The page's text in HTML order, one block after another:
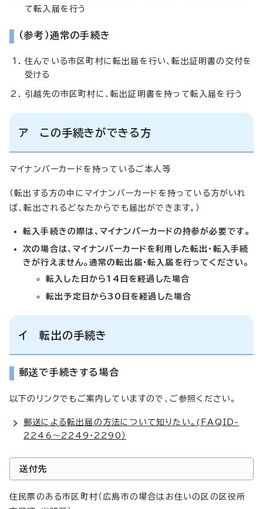
て転入届を行う
（参考）通常の手続き
住んでいる市区町村に転出届を行い、転出証明書の交付を
受ける
引越先の市区町村に、転出証明書を持って転入届を行う
ア この手続きができる方
マイナンバーカードを持っているご本人等
（転出する方の中にマイナンバーカードを持っている方がいれ
ば、転出されるどなたからでも届出ができます。）
転入手続きの際は、マイナンバーカードの持参が必要です。
次の場合は、マイナンバーカードを利用した転出・転入手続
きが行えません。通常の転出届・転入届を行ってください。
転入した日から14日を経過した場合
転出予定日から30日を経過した場合
イ 転出の手続き
郵送で手続きする場合
以下のリンクでもご案内していますので、ご参照ください。
郵送による転出届の方法について知りたい。(FAQID-
2246～2249・2290）
送付先
住民票のある市区町村（広島市の場合はお住いの区の区役所